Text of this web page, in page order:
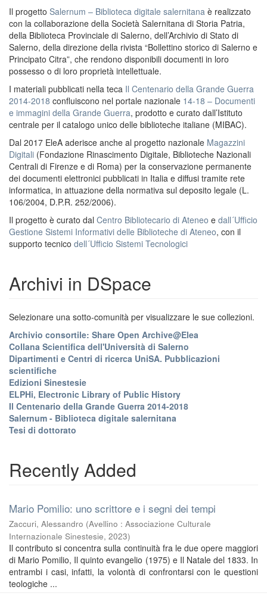
Il progetto Salernum – Biblioteca digitale salernitana è realizzato
con la collaborazione della Società Salernitana di Storia Patria,
della Biblioteca Provinciale di Salerno, dell’Archivio di Stato di
Salerno, della direzione della rivista “Bollettino storico di Salerno e
Principato Citra”, che rendono disponibili documenti in loro
possesso o di loro proprietà intellettuale.
I materiali pubblicati nella teca Il Centenario della Grande Guerra
2014-2018 confluiscono nel portale nazionale 14-18 – Documenti
e immagini della Grande Guerra, prodotto e curato dall’Istituto
centrale per il catalogo unico delle biblioteche italiane (MIBAC).
Dal 2017 EleA aderisce anche al progetto nazionale Magazzini
Digitali (Fondazione Rinascimento Digitale, Biblioteche Nazionali
Centrali di Firenze e di Roma) per la conservazione permanente
dei documenti elettronici pubblicati in Italia e diffusi tramite rete
informatica, in attuazione della normativa sul deposito legale (L.
106/2004, D.P.R. 252/2006).
Il progetto è curato dal Centro Bibliotecario di Ateneo e dall´Ufficio
Gestione Sistemi Informativi delle Biblioteche di Ateneo, con il
supporto tecnico dell´Ufficio Sistemi Tecnologici
Archivi in DSpace
Selezionare una sotto-comunità per visualizzare le sue collezioni.
Archivio consortile: Share Open Archive@Elea
Collana Scientifica dell'Università di Salerno
Dipartimenti e Centri di ricerca UniSA. Pubblicazioni
scientifiche
Edizioni Sinestesie
ELPHi, Electronic Library of Public History
Il Centenario della Grande Guerra 2014-2018
Salernum - Biblioteca digitale salernitana
Tesi di dottorato
Recently Added
Mario Pomilio: uno scrittore e i segni dei tempi
Zaccuri, Alessandro (Avellino : Associazione Culturale
Internazionale Sinestesie, 2023)
Il contributo si concentra sulla continuità fra le due opere maggiori
di Mario Pomilio, Il quinto evangelio (1975) e Il Natale del 1833. In
entrambi i casi, infatti, la volontà di confrontarsi con le questioni
teologiche ...